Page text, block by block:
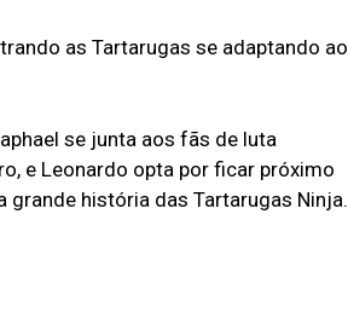
as Tartarugas se adaptando ao
se junta aos fãs de luta
e Leonardo opta por ficar próximo
grande história das Tartarugas Ninja.